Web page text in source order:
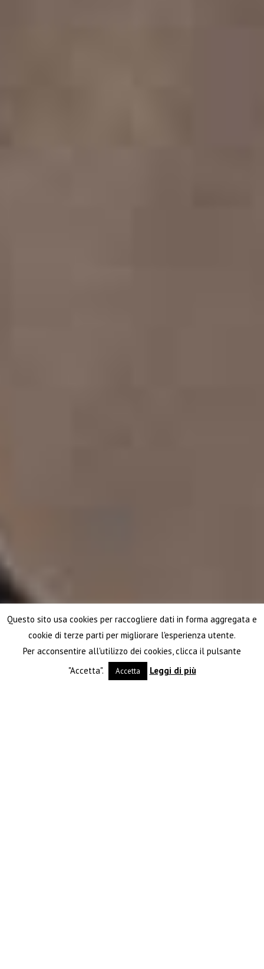
Questo sito usa cookies per raccogliere dati in forma aggregata e
cookie di terze parti per migliorare l'esperienza utente.
Per acconsentire all'utilizzo dei cookies, clicca il pulsante
"Accetta".
Accetta Leggi di più